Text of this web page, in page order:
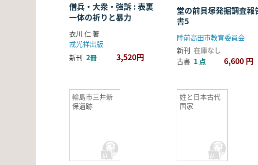
僧兵・大衆・強訴 : 表裏
一体の祈りと暴力
衣川 仁 著
戎光祥出版
新刊 2冊 3,520円
堂の前貝塚発掘調査報
書5
陸前高田市教育委員会
新刊 在庫なし
古書 1 点 6,600 円
輪島市三井新
保遺跡
姓と日本古代
国家